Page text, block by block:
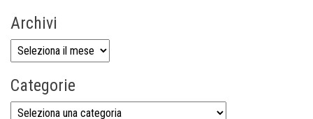
Archivi
Categorie